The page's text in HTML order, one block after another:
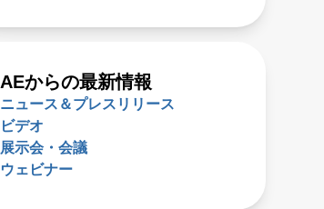
AEからの最新情報
ニュース＆プレスリリース
ビデオ
展示会・会議
ウェビナー